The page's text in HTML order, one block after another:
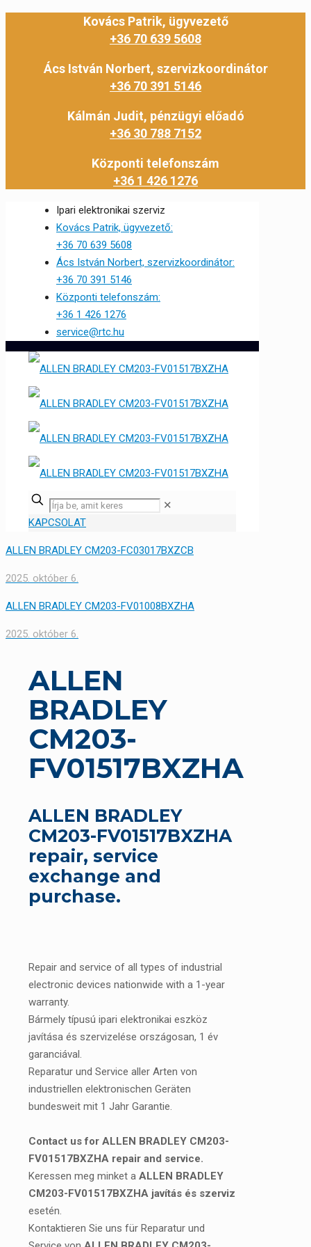
Kovács Patrik, ügyvezető
+36 70 639 5608
Ács István Norbert, szervizkoordinátor
+36 70 391 5146
Kálmán Judit, pénzügyi előadó
+36 30 788 7152
Központi telefonszám
+36 1 426 1276
Ipari elektronikai szerviz
Kovács Patrik, ügyvezető:
+36 70 639 5608
Ács István Norbert, szervizkoordinátor:
+36 70 391 5146
Központi telefonszám:
+36 1 426 1276
service@rtc.hu
✕
KAPCSOLAT
ALLEN BRADLEY CM203-FC03017BXZCB
2025. október 6.
ALLEN BRADLEY CM203-FV01008BXZHA
2025. október 6.
ALLEN
BRADLEY
CM203-
FV01517BXZHA
ALLEN BRADLEY
CM203-FV01517BXZHA
repair, service
exchange and
purchase.
Repair and service of all types of industrial
electronic devices nationwide with a 1-year
warranty.
Bármely típusú ipari elektronikai eszköz
javítása és szervizelése országosan, 1 év
garanciával.
Reparatur und Service aller Arten von
industriellen elektronischen Geräten
bundesweit mit 1 Jahr Garantie.
Contact us for ALLEN BRADLEY CM203-
FV01517BXZHA repair and service.
Keressen meg minket a ALLEN BRADLEY
CM203-FV01517BXZHA javítás és szerviz
esetén.
Kontaktieren Sie uns für Reparatur und